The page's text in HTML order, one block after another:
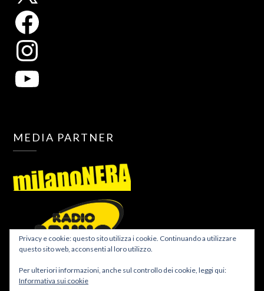
MEDIA PARTNER
Privacy e cookie: questo sito utilizza i cookie. Continuando a utilizzare
questo sito web, acconsenti al loro utilizzo.
Per ulteriori informazioni, anche sul controllo dei cookie, leggi qui:
Informativa sui cookie